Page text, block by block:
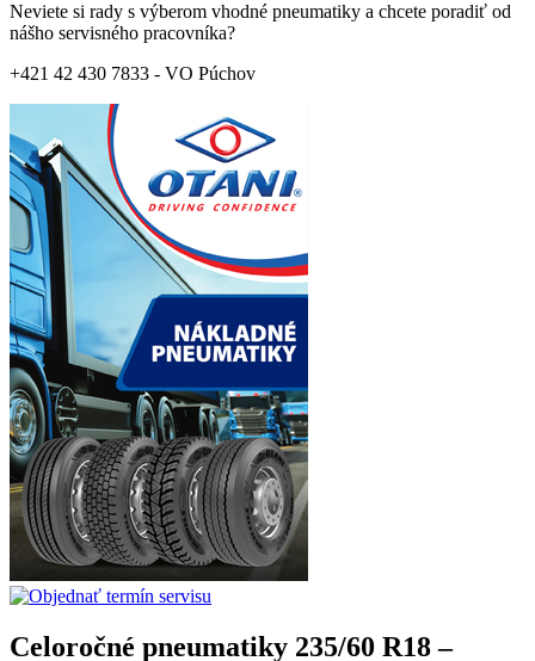
Neviete si rady s výberom vhodné pneumatiky a chcete poradiť od
nášho servisného pracovníka?
+421 42 430 7833 - VO Púchov
Celoročné pneumatiky 235/60 R18 –